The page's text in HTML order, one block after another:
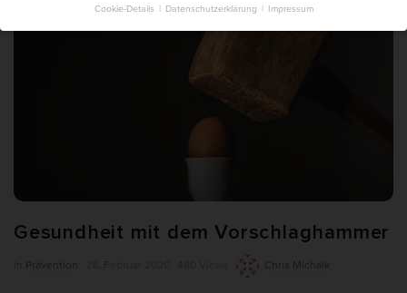
Gesundheit mit dem Vorschlaghammer
Prävention Chris Michalk
Cookie-Details Datenschutzerklärung Impressum
Datenschutzeinstellungen
Hier finden Sie eine Übersicht über alle verwendeten Cookies. Sie
können Ihre Einwilligung zu ganzen Kategorien geben oder sich
weitere Informationen anzeigen lassen und so nur bestimmte
Nur essenzielle Cookies akzeptieren
Zurück
Datenschutzeinstellungen